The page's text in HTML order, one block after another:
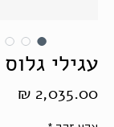
עגילי גלוס